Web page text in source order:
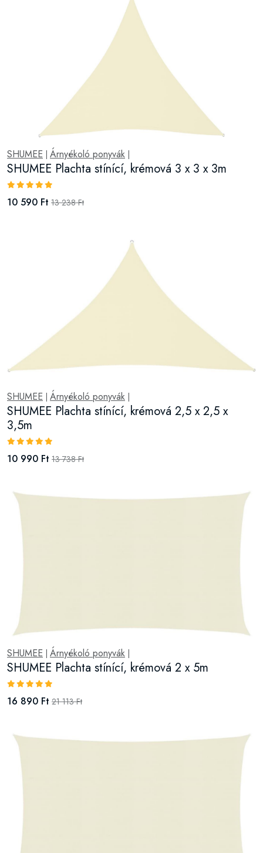
SHUMEE Árnyékoló ponyvák
SHUMEE Plachta stínící, krémová 3 x 3 x 3m
10 590 Ft 13 238 Ft
SHUMEE Árnyékoló ponyvák
SHUMEE Plachta stínící, krémová 2,5 x 2,5 x
3,5m
10 990 Ft 13 738 Ft
SHUMEE Árnyékoló ponyvák
SHUMEE Plachta stínící, krémová 2 x 5m
16 890 Ft 21 113 Ft